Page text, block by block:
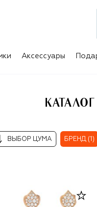
Аксессуары
ВЫБОР ЦУМА БРЕНД (1)